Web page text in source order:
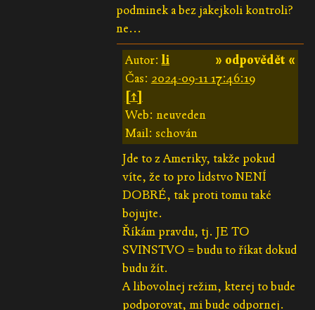
podminek a bez jakejkoli kontroli?
ne...
» odpovědět «
Autor:li
Čas: 2024-09-11 17:46:19
[↑]
Web: neuveden
Mail: schován
Jde to z Ameriky, takže pokud
víte, že to pro lidstvo NENÍ
DOBRÉ, tak proti tomu také
bojujte.
Říkám pravdu, tj. JE TO
SVINSTVO = budu to říkat dokud
budu žít.
A libovolnej režim, kterej to bude
podporovat, mi bude odpornej.